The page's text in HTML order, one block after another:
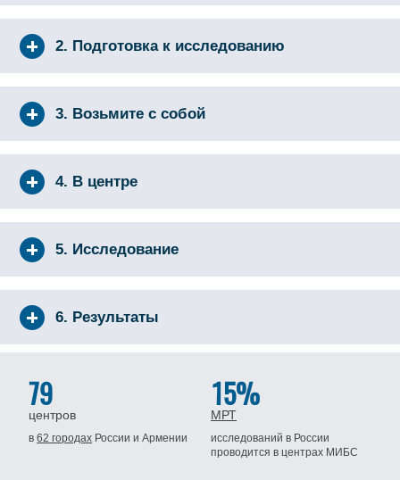
2. Подготовка к исследованию
3. Возьмите с собой
4. В центре
5. Исследование
6. Результаты
79
центров
в62 городах Россиии Армении
15%
МРТ
исследований в России
проводится в центрах МИБС